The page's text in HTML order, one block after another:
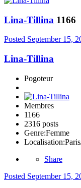
Lina-Tillina 1166
Posted September 15,
Lina-Tillina
Pogoteur
Membres
1166
2316 posts
Genre:Femme
Localisation:
Share
Posted September 15,